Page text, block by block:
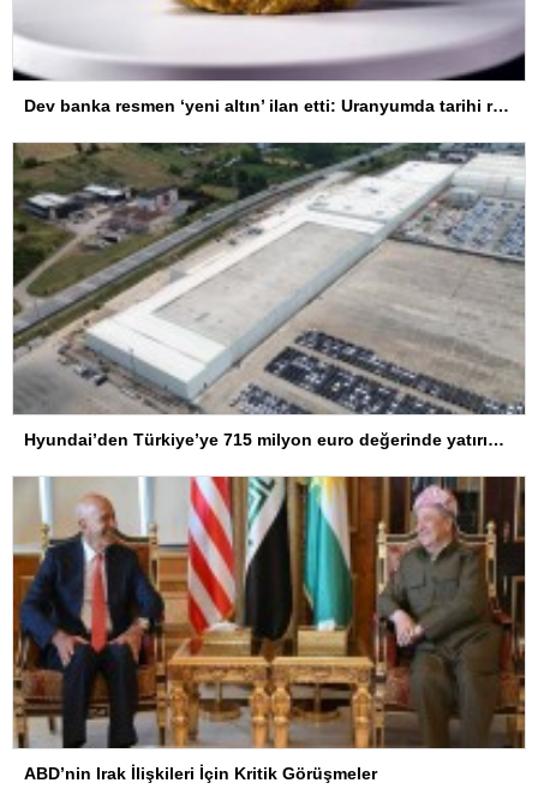
Dev banka resmen ‘yeni altın’ ilan etti: Uranyumda tarihi rekorlara çok az kaldı
Hyundai’den Türkiye’ye 715 milyon euro değerinde yatırım hamlesi
ABD’nin Irak İlişkileri İçin Kritik Görüşmeler